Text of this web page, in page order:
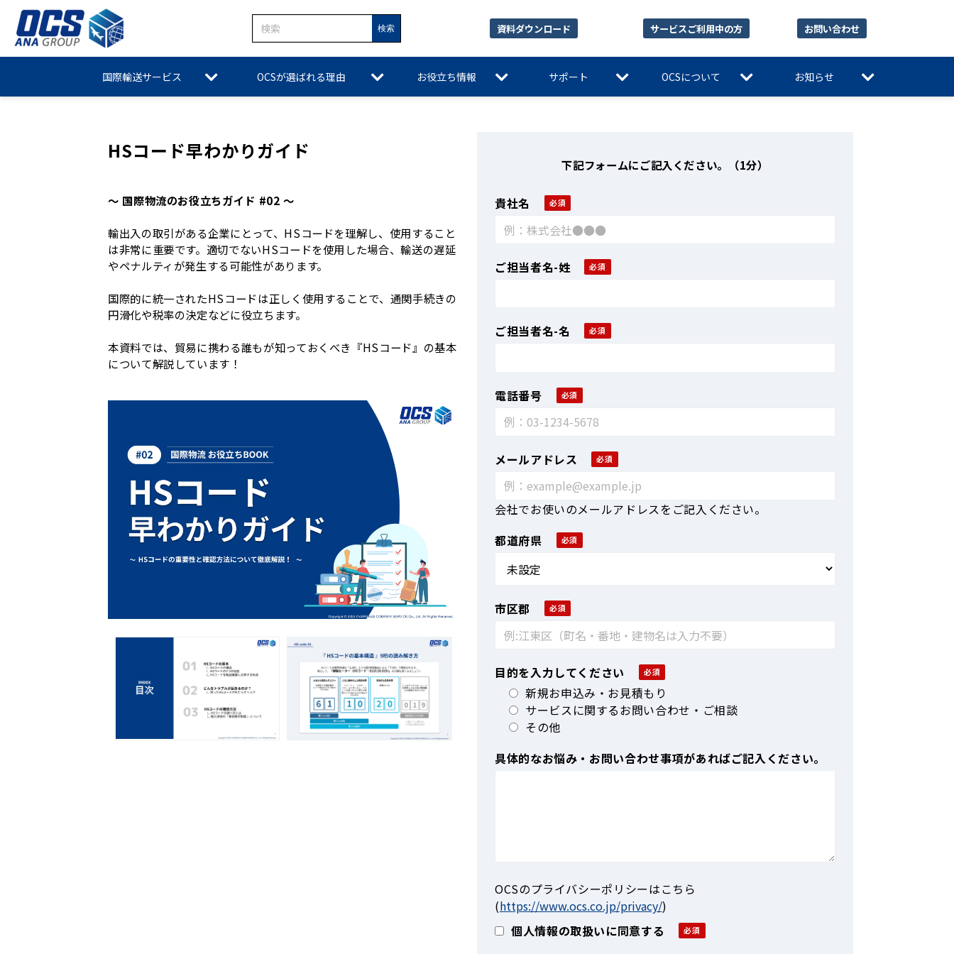
資料ダウンロード サービスご利用中の方 お問い合わせ
国際輸送サービス OCSが選ばれる理由 お役立ち情報 サポート OCSについて お知らせ
HSコード早わかりガイド
～ 国際物流のお役立ちガイド #02 ～
輸出入の取引がある企業にとって、HSコードを理解し、使用すること
は非常に重要です。適切でないHSコードを使用した場合、輸送の遅延
やペナルティが発生する可能性があります。
国際的に統一されたHSコードは正しく使用することで、通関手続きの
円滑化や税率の決定などに役立ちます。
本資料では、貿易に携わる誰もが知っておくべき『HSコード』の基本
について解説しています！
下記フォームにご記入ください。（1分）
貴社名
ご担当者名-姓
ご担当者名-名
電話番号
メールアドレス
会社でお使いのメールアドレスをご記入ください。
都道府県
市区郡
目的を入力してください
新規お申込み・お見積もり
サービスに関するお問い合わせ・ご相談
その他
具体的なお悩み・お問い合わせ事項があればご記入ください。
OCSのプライバシーポリシーはこちら
(https://www.ocs.co.jp/privacy/)
個人情報の取扱いに同意する